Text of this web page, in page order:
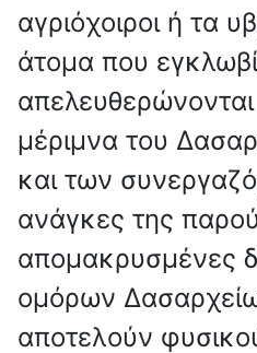
αγριόχοιροι ή τα
άτομα που
μέριμνα του
και των
ανάγκες της
απομακρυσμένες
ομόρων
αποτελούν